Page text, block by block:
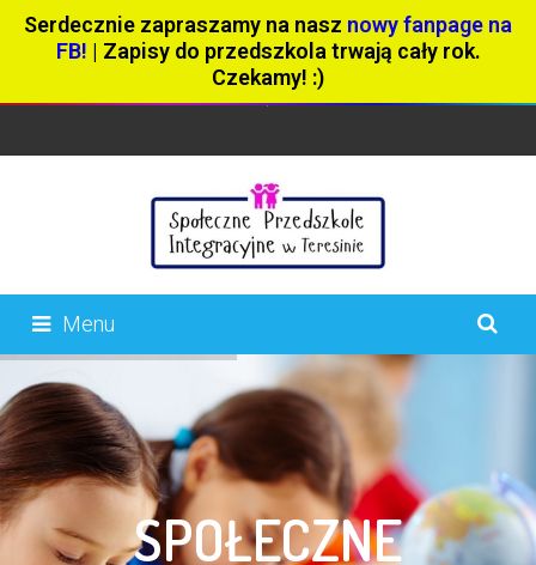
Serdecznie zapraszamy na nasz nowy fanpage na
FB! | Zapisy do przedszkola trwają cały rok.
Czekamy! :)
Menu